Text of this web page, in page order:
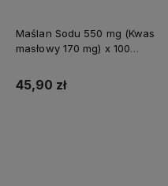
Maślan Sodu 550 mg (Kwas
masłowy 170 mg) x 100
45,90 zł